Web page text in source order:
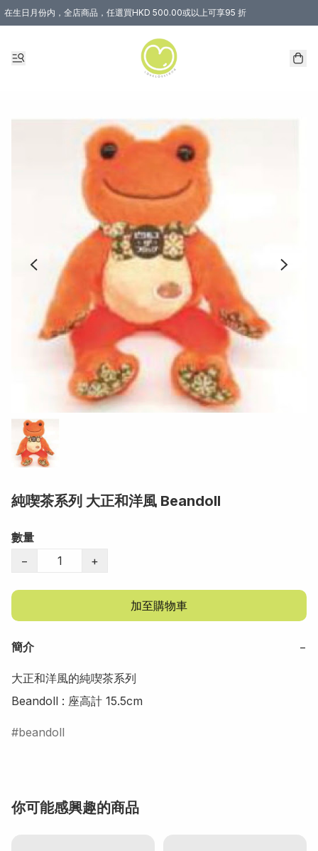
在生日月份内，全店商品，任選買HKD 500.00或以上可享95 折
純喫茶系列 大正和洋風 Beandoll
數量
−
+
加至購物車
簡介 −
大正和洋風的純喫茶系列
beandoll
你可能感興趣的商品